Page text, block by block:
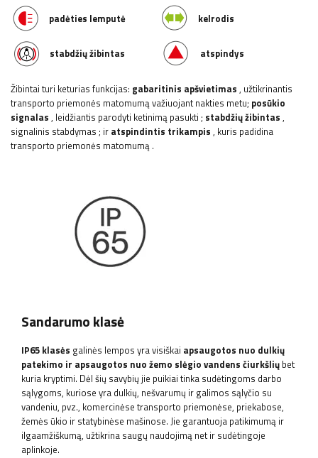
padėties lemputė kelrodis
stabdžių žibintas atspindys
Žibintai turi keturias funkcijas: gabaritinis apšvietimas , užtikrinantis
transporto priemonės matomumą važiuojant nakties metu; posūkio
signalas , leidžiantis parodyti ketinimą pasukti ; stabdžių žibintas ,
signalinis stabdymas ; ir atspindintis trikampis , kuris padidina
transporto priemonės matomumą .
Sandarumo klasė
IP65 klasės galinės lempos yra visiškai apsaugotos nuo dulkių
patekimo ir apsaugotos nuo žemo slėgio vandens čiurkšlių bet
kuria kryptimi. Dėl šių savybių jie puikiai tinka sudėtingoms darbo
sąlygoms, kuriose yra dulkių, nešvarumų ir galimos sąlyčio su
vandeniu, pvz., komercinėse transporto priemonėse, priekabose,
žemės ūkio ir statybinėse mašinose. Jie garantuoja patikimumą ir
ilgaamžiškumą, užtikrina saugų naudojimą net ir sudėtingoje
aplinkoje.